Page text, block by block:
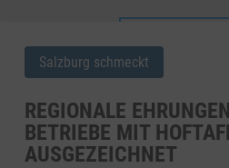
Salzburg schmeckt
REGIONALE
BETRIEBE MIT
AUSGEZEICHNET